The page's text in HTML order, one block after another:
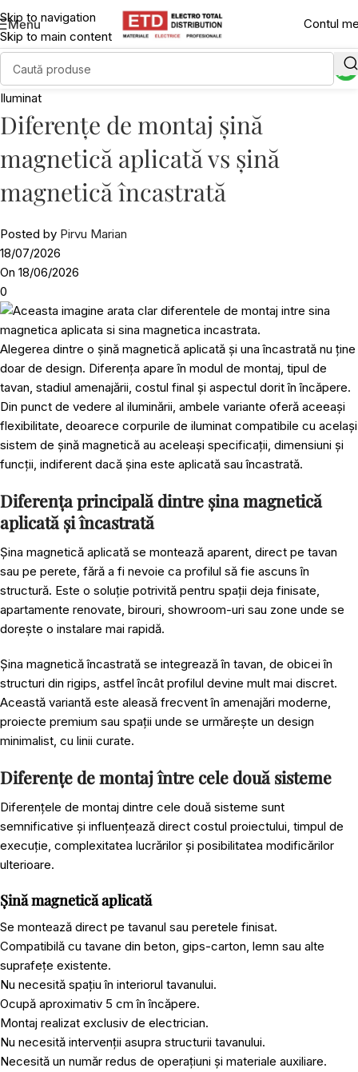
Skip to navigation
Skip to main content
Menu Contul
Iluminat
Diferențe de montaj șină
magnetică aplicată vs șină
magnetică încastrată
Posted by Pirvu Marian
18/07/2026
On 18/06/2026
0
Alegerea dintre o șină magnetică aplicată și una încastrată nu ține
doar de design. Diferența apare în modul de montaj, tipul de
tavan, stadiul amenajării, costul final și aspectul dorit în încăpere.
Din punct de vedere al iluminării, ambele variante oferă aceeași
flexibilitate, deoarece corpurile de iluminat compatibile cu același
sistem de șină magnetică au aceleași specificații, dimensiuni și
funcții, indiferent dacă șina este aplicată sau încastrată.
Diferența principală dintre șina magnetică
aplicată și încastrată
Șina magnetică aplicată se montează aparent, direct pe tavan
sau pe perete, fără a fi nevoie ca profilul să fie ascuns în
structură. Este o soluție potrivită pentru spații deja finisate,
apartamente renovate, birouri, showroom-uri sau zone unde se
dorește o instalare mai rapidă.
Șina magnetică încastrată se integrează în tavan, de obicei în
structuri din rigips, astfel încât profilul devine mult mai discret.
Această variantă este aleasă frecvent în amenajări moderne,
proiecte premium sau spații unde se urmărește un design
minimalist, cu linii curate.
Diferențe de montaj între cele două sisteme
Diferențele de montaj dintre cele două sisteme sunt
semnificative și influențează direct costul proiectului, timpul de
execuție, complexitatea lucrărilor și posibilitatea modificărilor
ulterioare.
Șină magnetică aplicată
Se montează direct pe tavanul sau peretele finisat.
Compatibilă cu tavane din beton, gips-carton, lemn sau alte
suprafețe existente.
Nu necesită spațiu în interiorul tavanului.
Ocupă aproximativ 5 cm în încăpere.
Montaj realizat exclusiv de electrician.
Nu necesită intervenții asupra structurii tavanului.
Necesită un număr redus de operațiuni și materiale auxiliare.